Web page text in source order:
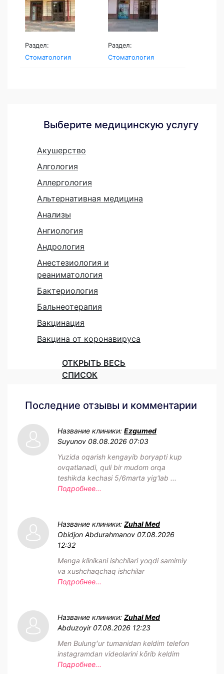
Раздел:
Стоматология
Раздел:
Стоматология
Выберите медицинскую услугу
Акушерство
Алгология
Аллергология
Альтернативная медицина
Анализы
Ангиология
Андрология
Анестезиология и
реаниматология
Бактериология
Бальнеотерапия
Вакцинация
Вакцина от коронавируса
ОТКРЫТЬ ВЕСЬ
СПИСОК
Последние отзывы и комментарии
Название клиники: Ezgumed
Suyunov 08.08.2026 07:03
Yuzida oqarish kengayib boryapti kup
ovqatlanadi, quli bir mudom orqa
teshikda kechasi 5/6marta yig'lab ...
Подробнее...
Название клиники: Zuhal Med
Obidjon Abdurahmanov 07.08.2026
12:32
Menga klinikani ishchilari yoqdi samimiy
va xushchaqchaq ishchilar
Подробнее...
Название клиники: Zuhal Med
Abduzoyir 07.08.2026 12:23
Men Bulungʻur tumanidan keldim telefon
instagramdan videolarini kõrib keldim
Подробнее...